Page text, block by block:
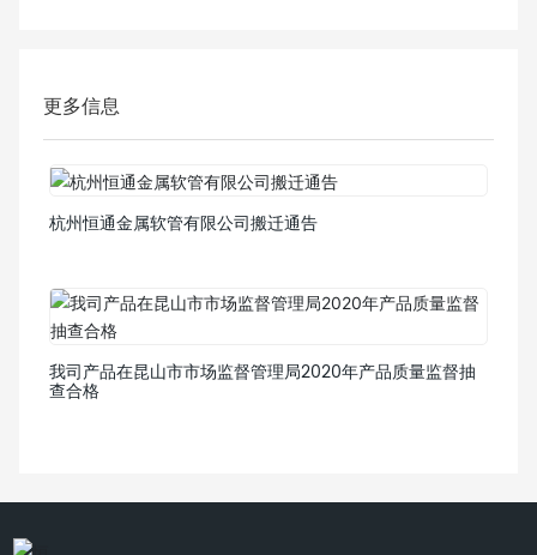
更多信息
杭州恒通金属软管有限公司搬迁通告
我司产品在昆山市市场监督管理局2020年产品质量监督抽
查合格